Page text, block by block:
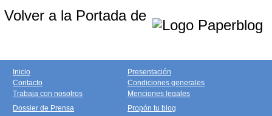
Volver a la Portada de
Inicio
Contacto
Trabaja con nosotros
Presentación
Condiciones generales
Menciones legales
Dossier de Prensa
Propón tu blog